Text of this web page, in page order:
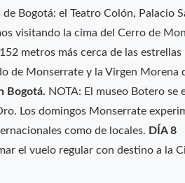
Bogotá: el Teatro Colón, Palacio
visitando la cima del Cerro de
metros más cerca de las
de Monserrate y la Virgen
Bogotá. NOTA: El museo Botero se
Los domingos Monserrate
como de locales. DÍA 8
el vuelo regular con destino a la